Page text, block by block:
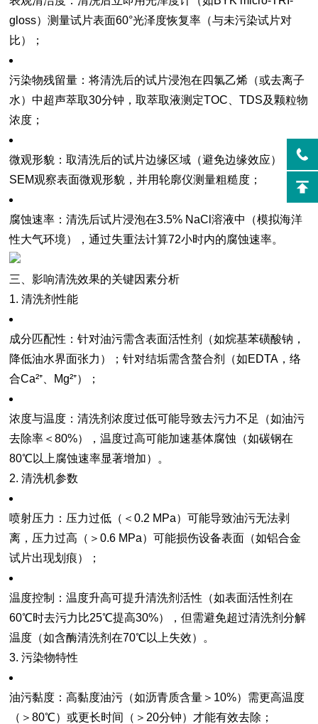
gloss）测量试片表面60°光泽度恢复率（与未污染试片对
比）；
污染物残留量 ：将清洗后的试片浸泡在四氯乙烯（或去离子
水）中超声萃取30分钟，取萃取液测定TOC、TDS及颗粒物
浓度；
微观形貌 ：取清洗后的试片边缘区域（避免边缘效应），用
SEM观察表面微观形貌，并用轮廓仪测量粗糙度；
腐蚀速率 ：清洗后试片浸泡在3.5% NaCl溶液中（模拟海洋
性大气环境），通过失重法计算72小时内的腐蚀速率。
三、影响清洗效果的关键因素分析
1. 清洗剂性能
成分匹配性 ：针对油污需含表面活性剂（如烷基苯磺酸钠，
降低油水界面张力）；针对结垢需含螯合剂（如EDTA，络
合Ca²⁺、Mg²⁺）；
浓度与温度 ：清洗剂浓度过低可能导致去污力不足（如油污
去除率＜80%），温度过高可能加速基体腐蚀（如碳钢在
80℃以上腐蚀速率显著增加）。
2. 清洗机参数
喷射压力 ：压力过低（＜0.2 MPa）可能导致油污无法剥
离，压力过高（＞0.6 MPa）可能损伤设备表面（如铝合金
试片出现划痕）；
温度控制
：温度升高可提升清洗剂活性（如表面活性剂在
60℃时去污力比25℃提高30%），但需避免超过清洗剂分解
温度（如含酶清洗剂在70℃以上失效）。
3. 污染物特性
油污黏度 ：高黏度油污（如沥青质含量＞10%）需更高温度
（＞80℃）或更长时间（＞20分钟）才能有效去除；